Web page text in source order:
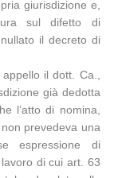
giurisdizione e,
sul difetto di
il decreto di
il dott. Ca.,
già dedotta
l’atto di nomina,
prevedeva una
espressione di
di cui art. 63